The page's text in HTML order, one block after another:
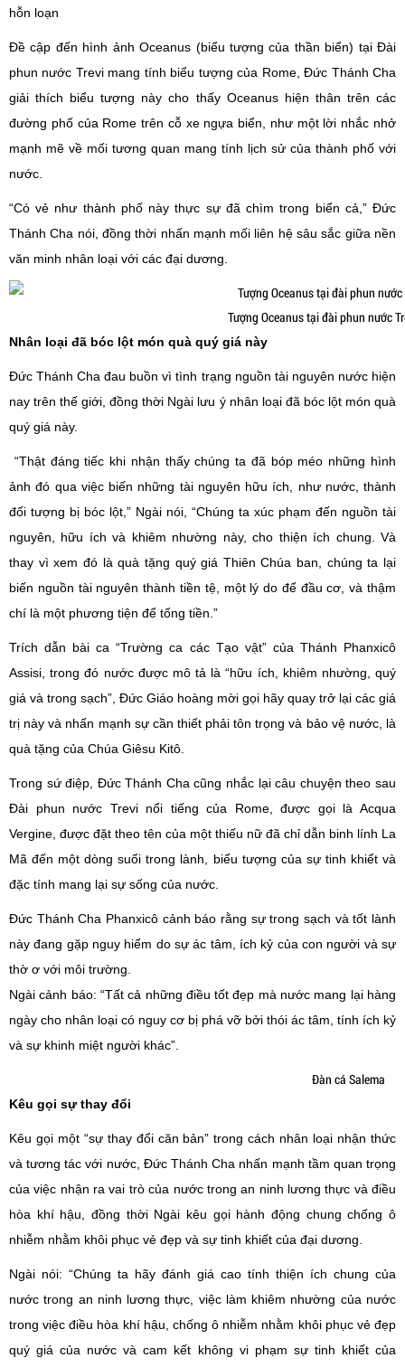
hỗn loạn
Đề cập đến hình ảnh Oceanus (biểu tượng của thần biển) tại Đài
phun nước Trevi mang tính biểu tượng của Rome, Đức Thánh Cha
giải thích biểu tượng này cho thấy Oceanus hiện thân trên các
đường phố của Rome trên cỗ xe ngựa biển, như một lời nhắc nhở
mạnh mẽ về mối tương quan mang tính lịch sử của thành phố với
nước.
“Có vẻ như thành phố này thực sự đã chìm trong biển cả,” Đức
Thánh Cha nói, đồng thời nhấn mạnh mối liên hệ sâu sắc giữa nền
văn minh nhân loại với các đại dương.
Tượng Oceanus tại đài phun nước
Nhân loại đã bóc lột món quà quý giá này
Đức Thánh Cha đau buồn vì tình trạng nguồn tài nguyên nước hiện
nay trên thế giới, đồng thời Ngài lưu ý nhân loại đã bóc lột món quà
quý giá này.
“Thật đáng tiếc khi nhận thấy chúng ta đã bóp méo những hình
ảnh đó qua việc biến những tài nguyên hữu ích, như nước, thành
đối tượng bị bóc lột,” Ngài nói, “Chúng ta xúc phạm đến nguồn tài
nguyên, hữu ích và khiêm nhường này, cho thiện ích chung. Và
thay vì xem đó là quà tặng quý giá Thiên Chúa ban, chúng ta lại
biến nguồn tài nguyên thành tiền tệ, một lý do để đầu cơ, và thậm
chí là một phương tiện để tống tiền.”
Trích dẫn bài ca “Trường ca các Tạo vật” của Thánh Phanxicô
Assisi, trong đó nước được mô tả là “hữu ích, khiêm nhường, quý
giá và trong sạch”, Đức Giáo hoàng mời gọi hãy quay trở lại các giá
trị này và nhấn mạnh sự cần thiết phải tôn trọng và bảo vệ nước, là
quà tặng của Chúa Giêsu Kitô.
Trong sứ điệp, Đức Thánh Cha cũng nhắc lại câu chuyện theo sau
Đài phun nước Trevi nổi tiếng của Rome, được gọi là Acqua
Vergine, được đặt theo tên của một thiếu nữ đã chỉ dẫn binh lính La
Mã đến một dòng suối trong lành, biểu tượng của sự tinh khiết và
đặc tính mang lại sự sống của nước.
Đức Thánh Cha Phanxicô cảnh báo rằng sự trong sạch và tốt lành
này đang gặp nguy hiểm do sự ác tâm, ích kỷ của con người và sự
thờ ơ với môi trường.
Ngài cảnh báo: “Tất cả những điều tốt đẹp mà nước mang lại hàng
ngày cho nhân loại có nguy cơ bị phá vỡ bởi thói ác tâm, tính ích kỷ
và sự khinh miệt người khác”.
Đàn cá Salema
Kêu gọi sự thay đổi
Kêu gọi một “sự thay đổi căn bản” trong cách nhân loại nhận thức
và tương tác với nước, Đức Thánh Cha nhấn mạnh tầm quan trọng
của việc nhận ra vai trò của nước trong an ninh lương thực và điều
hòa khí hậu, đồng thời Ngài kêu gọi hành động chung chống ô
nhiễm nhằm khôi phục vẻ đẹp và sự tinh khiết của đại dương.
Ngài nói: “Chúng ta hãy đánh giá cao tính thiện ích chung của
nước trong an ninh lương thực, việc làm khiêm nhường của nước
trong việc điều hòa khí hậu, chống ô nhiễm nhằm khôi phục vẻ đẹp
quý giá của nước và cam kết không vi phạm sự tinh khiết của